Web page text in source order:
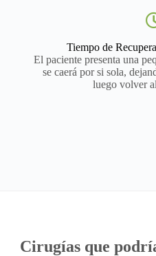
Tiempo de
El paciente presenta una
se caerá por si sola,
luego volver
Cirugías que